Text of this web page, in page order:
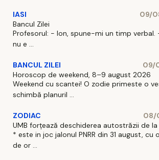
IASI
09/
Bancul Zilei
Profesorul: - Ion, spune-mi un timp
nu e ...
BANCUL ZILEI
09/
Horoscop de weekend, 8–9 august 2026
Weekend cu scantei! O zodie primeste o
schimbă planuril ...
ZODIAC
08/
UMB forțează deschiderea autostrăzii de la
* este in joc jalonul PNRR din 31 august, cu
de or ...